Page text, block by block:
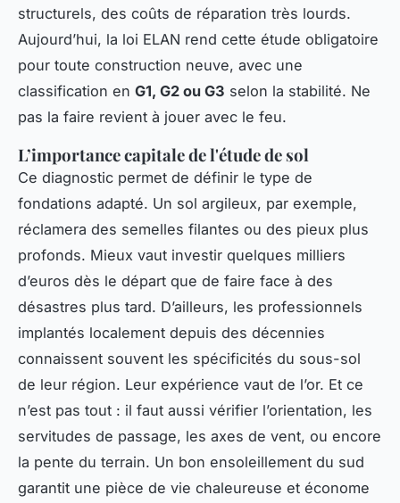
structurels, des coûts de réparation très lourds.
Aujourd’hui, la loi ELAN rend cette étude obligatoire
pour toute construction neuve, avec une
classification en G1, G2 ou G3 selon la stabilité. Ne
pas la faire revient à jouer avec le feu.
L’importance capitale de l'étude de sol
Ce diagnostic permet de définir le type de
fondations adapté. Un sol argileux, par exemple,
réclamera des semelles filantes ou des pieux plus
profonds. Mieux vaut investir quelques milliers
d’euros dès le départ que de faire face à des
désastres plus tard. D’ailleurs, les professionnels
implantés localement depuis des décennies
connaissent souvent les spécificités du sous-sol
de leur région. Leur expérience vaut de l’or. Et ce
n’est pas tout : il faut aussi vérifier l’orientation, les
servitudes de passage, les axes de vent, ou encore
la pente du terrain. Un bon ensoleillement du sud
garantit une pièce de vie chaleureuse et économe